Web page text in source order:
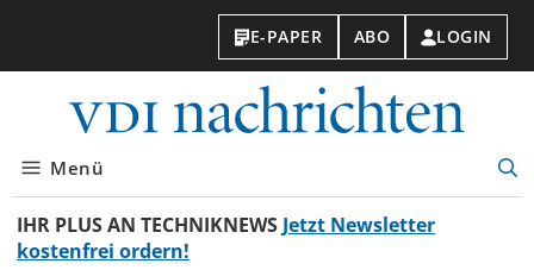
E-PAPER ABO LOGIN
Menü
IHR PLUS AN TECHNIKNEWS Jetzt Newsletter
kostenfrei ordern!